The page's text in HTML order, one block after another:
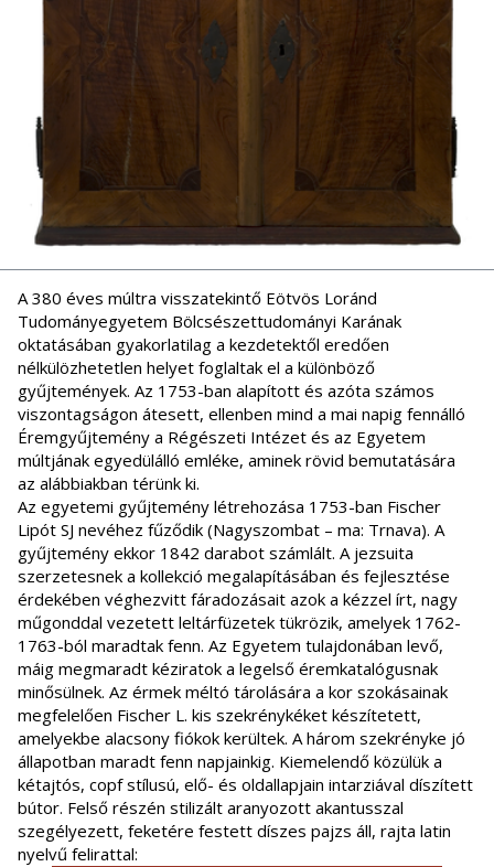
A 380 éves múltra visszatekintő Eötvös Loránd
Tudományegyetem Bölcsészettudományi Karának
oktatásában gyakorlatilag a kezdetektől eredően
nélkülözhetetlen helyet foglaltak el a különböző
gyűjtemények. Az 1753-ban alapított és azóta számos
viszontagságon átesett, ellenben mind a mai napig fennálló
Éremgyűjtemény a Régészeti Intézet és az Egyetem
múltjának egyedülálló emléke, aminek rövid bemutatására
az alábbiakban térünk ki.
Az egyetemi gyűjtemény létrehozása 1753-ban Fischer
Lipót SJ nevéhez fűződik (Nagyszombat – ma: Trnava). A
gyűjtemény ekkor 1842 darabot számlált. A jezsuita
szerzetesnek a kollekció megalapításában és fejlesztése
érdekében véghezvitt fáradozásait azok a kézzel írt, nagy
műgonddal vezetett leltárfüzetek tükrözik, amelyek 1762-
1763-ból maradtak fenn. Az Egyetem tulajdonában levő,
máig megmaradt kéziratok a legelső éremkatalógusnak
minősülnek. Az érmek méltó tárolására a kor szokásainak
megfelelően Fischer L. kis szekrénykéket készítetett,
amelyekbe alacsony fiókok kerültek. A három szekrényke jó
állapotban maradt fenn napjainkig. Kiemelendő közülük a
kétajtós, copf stílusú, elő- és oldallapjain intarziával díszített
bútor. Felső részén stilizált aranyozott akantusszal
szegélyezett, feketére festett díszes pajzs áll, rajta latin
nyelvű felirattal: